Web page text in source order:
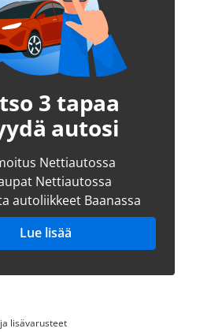
3 tapaa
autosi
Nettiautossa
Nettiautossa
autoliikkeet Baanassa
Lue lisää
lisävarusteet